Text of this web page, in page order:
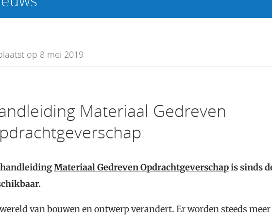
op 8 mei 2019
Materiaal Gedreven
Materiaal Gedreven Opdrachtgeverschapis sinds
van bouwen en ontwerp verandert. Er worden steeds